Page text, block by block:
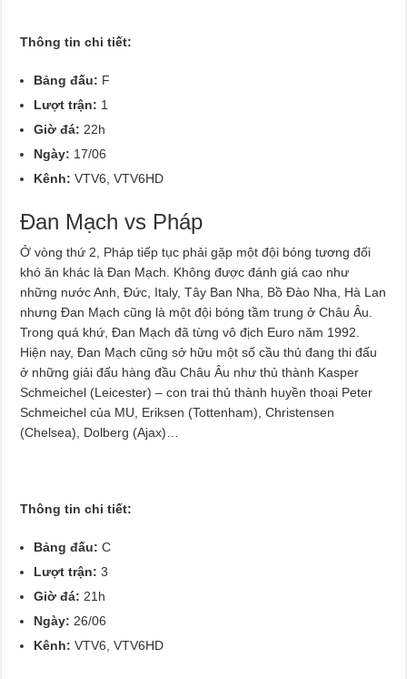
Thông tin chi tiết:
Bảng đấu: F
Lượt trận: 1
Giờ đá: 22h
Ngày: 17/06
Kênh: VTV6, VTV6HD
Đan Mạch vs Pháp
Ở vòng thứ 2, Pháp tiếp tục phải gặp một đội bóng tương đối
khó ăn khác là Đan Mạch. Không được đánh giá cao như
những nước Anh, Đức, Italy, Tây Ban Nha, Bồ Đào Nha, Hà Lan
nhưng Đan Mạch cũng là một đội bóng tầm trung ở Châu Âu.
Trong quá khứ, Đan Mạch đã từng vô địch Euro năm 1992.
Hiện nay, Đan Mạch cũng sở hữu một số cầu thủ đang thi đấu
ở những giải đấu hàng đầu Châu Âu như thủ thành Kasper
Schmeichel (Leicester) – con trai thủ thành huyền thoại Peter
Schmeichel của MU, Eriksen (Tottenham), Christensen
(Chelsea), Dolberg (Ajax)…
Thông tin chi tiết:
Bảng đấu: C
Lượt trận: 3
Giờ đá: 21h
Ngày: 26/06
Kênh: VTV6, VTV6HD